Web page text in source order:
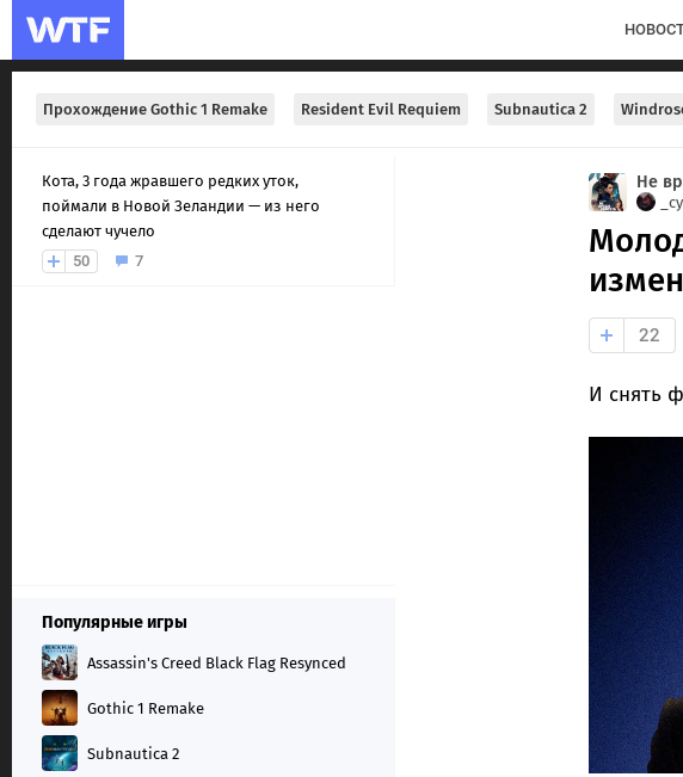
Прохождение Gothic 1 Remake Resident Evil Requiem Subnautica 2
Кота, 3 года жравшего редких уток,
поймали в Новой Зеландии — из него
сделают чучело
50
7
Популярные игры
Assassin's Creed Black Flag Resynced
Gothic 1 Remake
Subnautica 2
Не
22
И снять